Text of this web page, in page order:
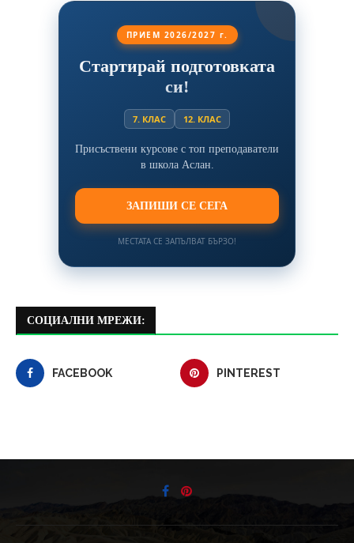
ПРИЕМ 2026/2027 г.
Стартирай подготовката
си!
7. КЛАС 12. КЛАС
Присъствени курсове с топ преподаватели
в школа Аслан.
ЗАПИШИ СЕ СЕГА
МЕСТАТА СЕ ЗАПЪЛВАТ БЪРЗО!
СОЦИАЛНИ МРЕЖИ:
FACEBOOK PINTEREST